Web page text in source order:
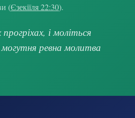
(Єзекіїля 22:30).
і моліться
ревна молитва